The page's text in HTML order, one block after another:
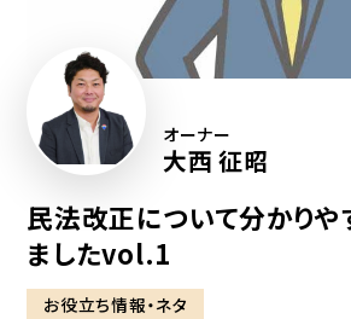
オーナー
大西 征昭
民法改正について分かりや
ましたvol.1
お役立ち情報・ネタ